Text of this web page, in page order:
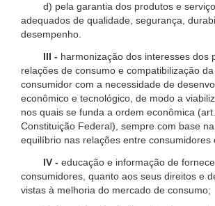
d) pela garantia dos produtos e
adequados de qualidade, segurança,
desempenho.
III - harmonização dos interesses dos
relações de consumo e compatibilização
consumidor com a necessidade de
econômico e tecnológico, de modo a
nos quais se funda a ordem econômica
Constituição Federal), sempre com base
equilíbrio nas relações entre consumidores
IV - educação e informação de
consumidores, quanto aos seus direitos e
vistas à melhoria do mercado de consumo;